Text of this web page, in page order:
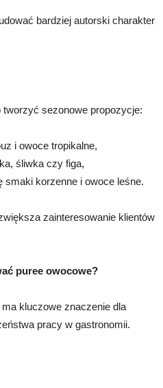
bardziej autorski charakter
tworzyć sezonowe propozycje:
i owoce tropikalne,
śliwka czy figa,
smaki korzenne i owoce leśne.
zainteresowanie klientów
puree owocowe?
kluczowe znaczenie dla
pracy w gastronomii.